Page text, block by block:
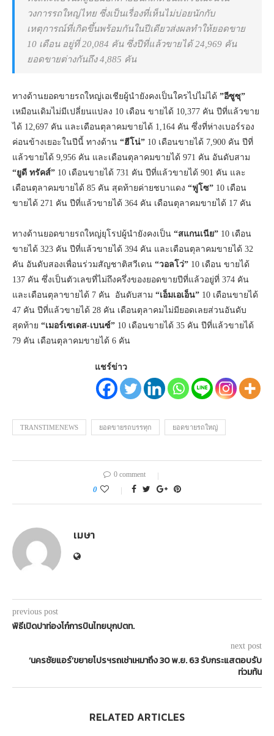
วงการรถใหญ่ไทย ซึ่งเป็นเรื่องที่เห็นไม่บ่อยนักกับ
เหตุการณ์ที่เกิดขึ้นพร้อมกันในปีเดียวส่งผลทำให้ยอดขาย
10 เดือน อยู่ที่ 20,084 คัน ซึ่งปีที่แล้วขายได้ 24,969 คัน
ยอดขายต่างกันถึง 4,885 คัน
ทางด้านยอดขายรถใหญ่เอเชียผู้นำยังคงเป็นใครไปไม่ได้ ”อีซูซุ”
เหมือนเดิมไม่มีเปลี่ยนแปลง 10 เดือน ขายได้ 10,377 คัน ปีที่แล้วขาย
ได้ 12,697 คัน และเดือนตุลาคมขายได้ 1,164 คัน ซึ่งที่ห่างเบอร์รอง
ค่อนข้างเยอะในปีนี้ ทางด้าน “ฮีโน่” 10 เดือนขายได้ 7,900 คัน ปีที่
แล้วขายได้ 9,956 คัน และเดือนตุลาคมขายได้ 971 คัน อันดับสาม
“ยูดี ทรัคส์” 10 เดือนขายได้ 731 คัน ปีที่แล้วขายได้ 901 คัน และ
เดือนตุลาคมขายได้ 85 คัน สุดท้ายค่ายชบาแดง “ฟูโซ” 10 เดือน
ขายได้ 271 คัน ปีที่แล้วขายได้ 364 คัน เดือนตุลาคมขายได้ 17 คัน
ทางด้านยอดขายรถใหญ่ยุโรปผู้นำยังคงเป็น “สแกนเนีย” 10 เดือน
ขายได้ 323 คัน ปีที่แล้วขายได้ 394 คัน และเดือนตุลาคมขายได้ 32
คัน อันดับสองเพื่อนร่วมสัญชาติสวีเดน “วอลโว่” 10 เดือน ขายได้
137 คัน ซึ่งเป็นตัวเลขที่ไม่ถึงครึ่งของยอดขายปีที่แล้วอยู่ที่ 374 คัน
และเดือนตุลาขายได้ 7 คัน อันดับสาม “เอ็มเอเอ็น” 10 เดือนขายได้
47 คัน ปีที่แล้วขายได้ 28 คัน เดือนตุลาคมไม่มียอดเลยส่วนอันดับ
สุดท้าย “เมอร์เซเดส-เบนซ์” 10 เดือนขายได้ 35 คัน ปีที่แล้วขายได้
79 คัน เดือนตุลาคมขายได้ 6 คัน
แชร์ข่าว
TRANSTIMENEWS ยอดขายรถบรรทุก ยอดขายรถใหญ่
0 comment
0
เมษา
previous post
พิธีเปิดปาท่องโก๋การบินไทยบุกปตท.
next post
‘นครชัยแอร์’ขยายโปรฯรถเช่าเหมาถึง 30 พ.ย. 63 รับกระแสตอบรับ
ท่วมท้น
RELATED ARTICLES